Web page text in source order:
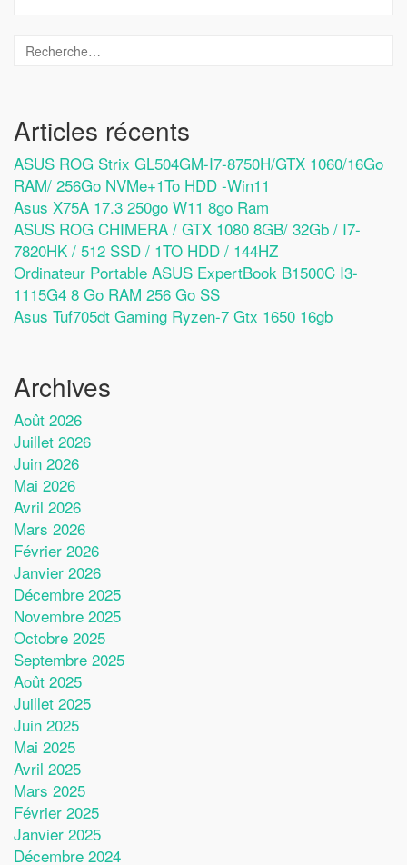
Articles récents
ASUS ROG Strix GL504GM-I7-8750H/GTX 1060/16Go
RAM/ 256Go NVMe+1To HDD -Win11
Asus X75A 17.3 250go W11 8go Ram
ASUS ROG CHIMERA / GTX 1080 8GB/ 32Gb / I7-
7820HK / 512 SSD / 1TO HDD / 144HZ
Ordinateur Portable ASUS ExpertBook B1500C I3-
1115G4 8 Go RAM 256 Go SS
Asus Tuf705dt Gaming Ryzen-7 Gtx 1650 16gb
Archives
Août 2026
Juillet 2026
Juin 2026
Mai 2026
Avril 2026
Mars 2026
Février 2026
Janvier 2026
Décembre 2025
Novembre 2025
Octobre 2025
Septembre 2025
Août 2025
Juillet 2025
Juin 2025
Mai 2025
Avril 2025
Mars 2025
Février 2025
Janvier 2025
Décembre 2024